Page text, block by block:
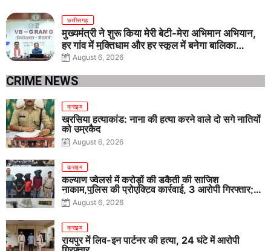
छत्तीसगढ़
मुख्यमंत्री ने शुरू किया मेरी बेटी-मेरा अभिमान अभियान,
हर गांव में मुक्तिधाम और हर स्कूल में बनेगा बालिका
शौचालय
August 6, 2026
CRIME NEWS
क्राइम
खरसिया हत्याकांड: नाना की हत्या करने वाले दो सगे नातियों
को उम्रकैद
August 6, 2026
क्राइम
कल्याण ज्वेलर्स में करोड़ों की डकैती की साजिश
नाकाम,पुलिस की प्रोएक्टिव कार्रवाई, 3 आरोपी गिरफ्तार;
पिस्टल, कारतूस, चाकू और मोबाइल बरामद
August 6, 2026
क्राइम
रायपुर में लिव-इन पार्टनर की हत्या, 24 घंटे में आरोपी